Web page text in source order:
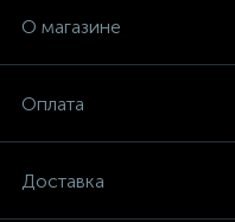
О магазине
Оплата
Доставка